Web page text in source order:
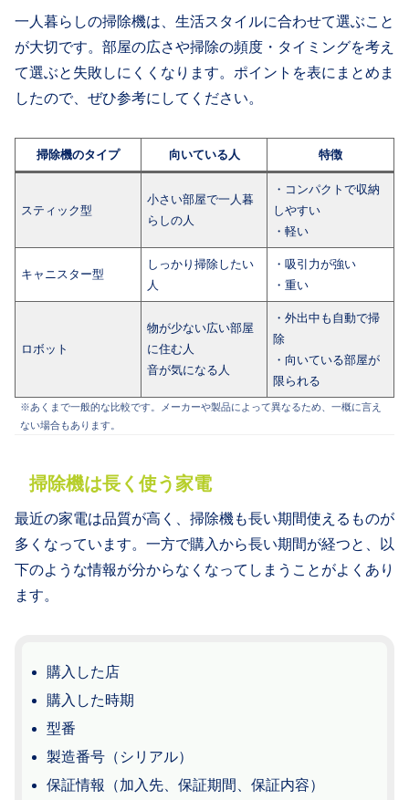
一人暮らしの掃除機は、生活スタイルに合わせて選ぶこと
が大切です。部屋の広さや掃除の頻度・タイミングを考え
て選ぶと失敗しにくくなります。ポイントを表にまとめま
したので、ぜひ参考にしてください。
掃除機のタイプ 向いている人 特徴
スティック型
小さい部屋で一人暮
らしの人
・コンパクトで収納
しやすい
・軽い
キャニスター型
しっかり掃除したい
人
・吸引力が強い
・重い
ロボット
物が少ない広い部屋
に住む人
音が気になる人
・外出中も自動で掃
除
・向いている部屋が
限られる
※あくまで一般的な比較です。メーカーや製品によって異なるため、一概に言え
ない場合もあります。
掃除機は長く使う家電
最近の家電は品質が高く、掃除機も長い期間使えるものが
多くなっています。一方で購入から長い期間が経つと、以
下のような情報が分からなくなってしまうことがよくあり
ます。
購入した店
購入した時期
型番
製造番号（シリアル）
保証情報（加入先、保証期間、保証内容）